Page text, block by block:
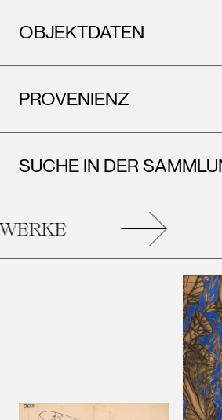
OBJEKTDATEN
PROVENIENZ
SUCHE IN DER